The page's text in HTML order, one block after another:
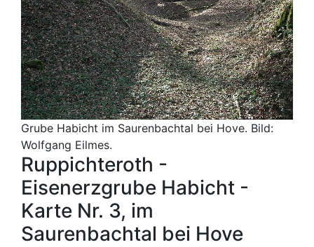
Grube Habicht im Saurenbachtal bei Hove. Bild:
Wolfgang Eilmes.
Ruppichteroth -
Eisenerzgrube Habicht -
Karte Nr. 3, im
Saurenbachtal bei Hove